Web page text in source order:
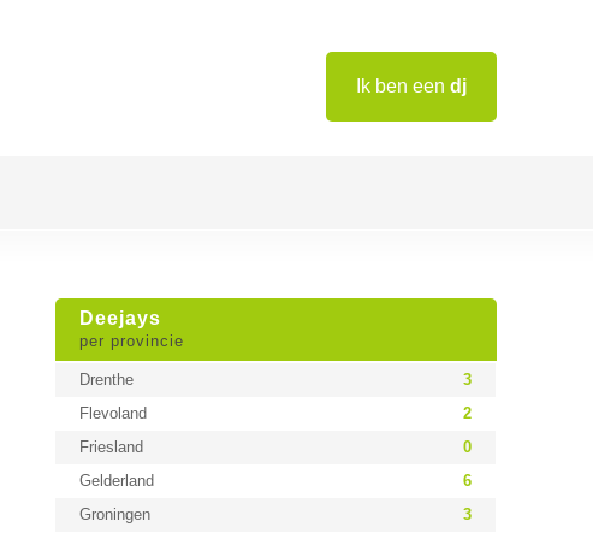
Ik ben een dj
Deejays
per provincie
Drenthe
3
Flevoland
2
Friesland
0
Gelderland
6
Groningen
3